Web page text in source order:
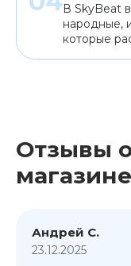
В SkyBeat
народные,
которые
Отзывы
магазине
Андрей С.
23.12.2025